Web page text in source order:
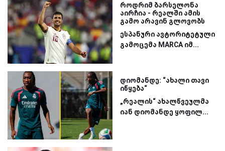
როდრიმ ბარსელონა
აირჩია - რეალში ამის
გამო არავინ გლოვობს
ესპანური ავტორიტეტული
გამოცემა MARCA იმ...
დიომანდე: “ახალი თავი
იწყება“
„რეალის“ ახალწვეულმა
იან დიომანდე ყოფილ...